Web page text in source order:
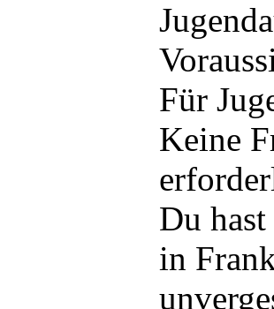
Für
Keine
Du
in